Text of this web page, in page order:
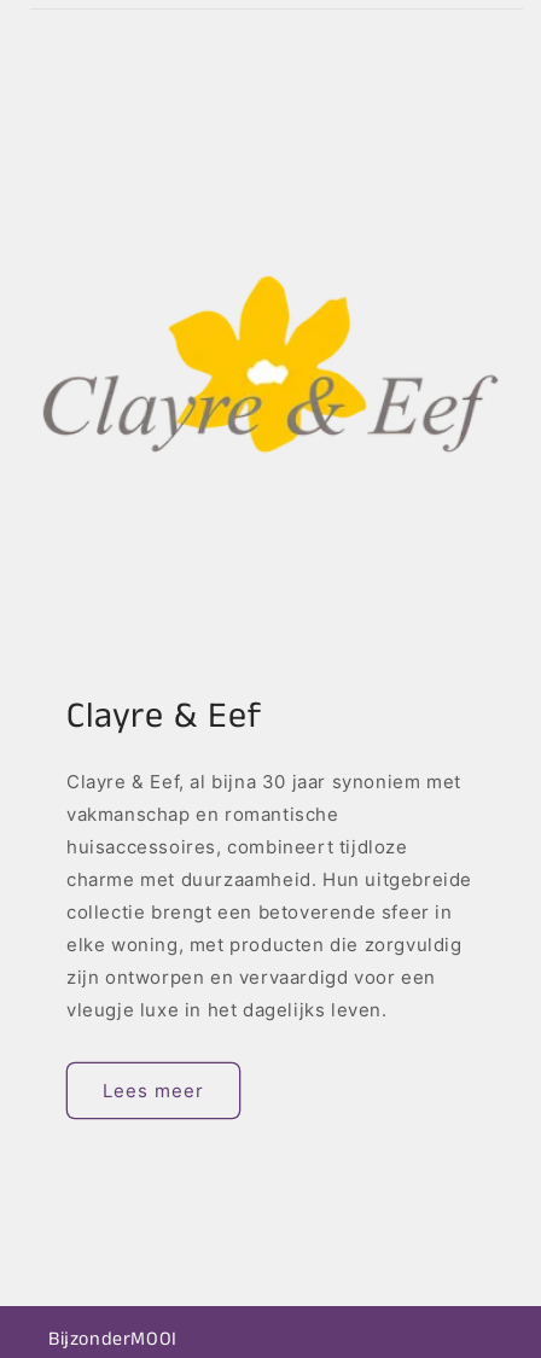
Clayre & Eef
Clayre & Eef, al bijna 30 jaar synoniem met
vakmanschap en romantische
huisaccessoires, combineert tijdloze
charme met duurzaamheid. Hun uitgebreide
collectie brengt een betoverende sfeer in
elke woning, met producten die zorgvuldig
zijn ontworpen en vervaardigd voor een
vleugje luxe in het dagelijks leven.
Lees meer
BijzonderMOOI